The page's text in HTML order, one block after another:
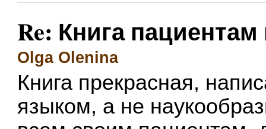
Re: Книга
Olga Olenina
Книга прекрасная,
языком, а не